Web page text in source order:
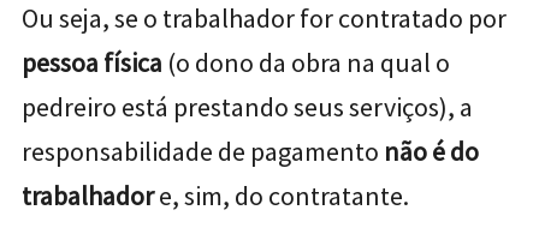
Ou seja, se o trabalhador for contratado por
pessoa física (o dono da obra na qual o
pedreiro está prestando seus serviços), a
responsabilidade de pagamento não é do
trabalhadore, sim, do contratante.